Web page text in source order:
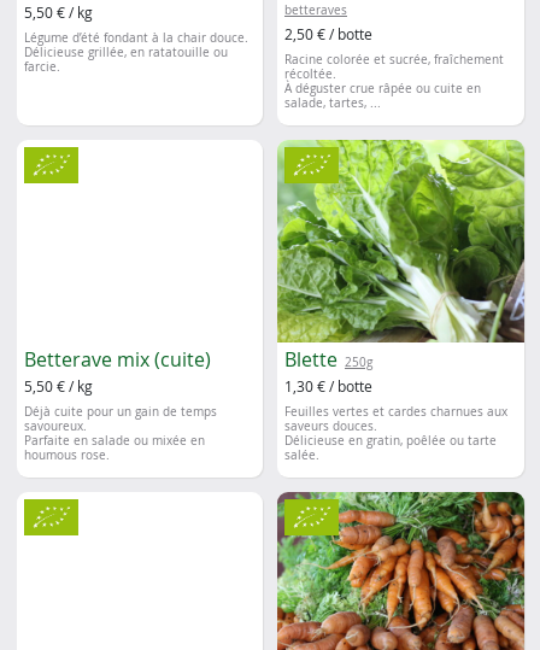
5,50 € / kg
Légume d’été fondant à la chair douce.
Délicieuse grillée, en ratatouille ou
farcie.
betteraves
2,50 € / botte
Racine colorée et sucrée, fraîchement
récoltée.
À déguster crue râpée ou cuite en
salade, tartes, ...
Betterave mix (cuite)
5,50 € / kg
Déjà cuite pour un gain de temps
savoureux.
Parfaite en salade ou mixée en
houmous rose.
Blette 250g
1,30 € / botte
Feuilles vertes et cardes charnues aux
saveurs douces.
Délicieuse en gratin, poêlée ou tarte
salée.